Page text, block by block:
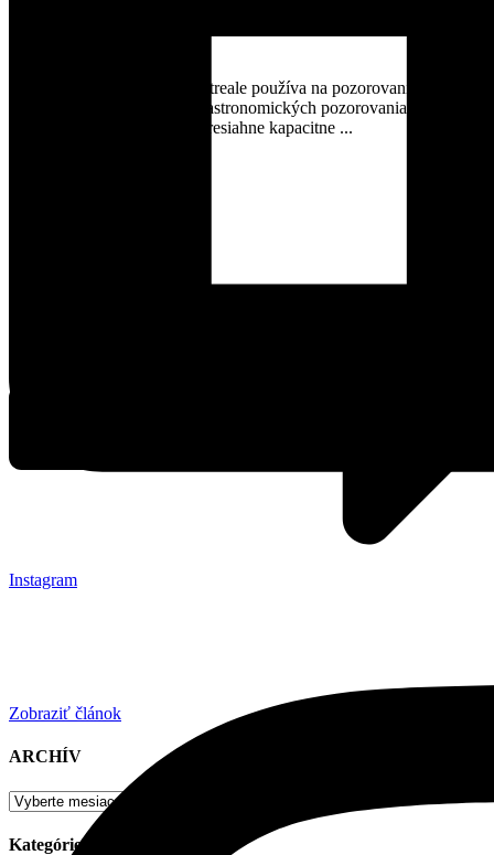
Instagram
Unikátne planetárium v Montreale používa na pozorovanie nočnej
oblohy rozšírenú realitu. Pri astronomických pozorovaniach sa často
stáva, že záujem verejnosti presiahne kapacitne ...
Zobraziť článok
ARCHÍV
Kategórie